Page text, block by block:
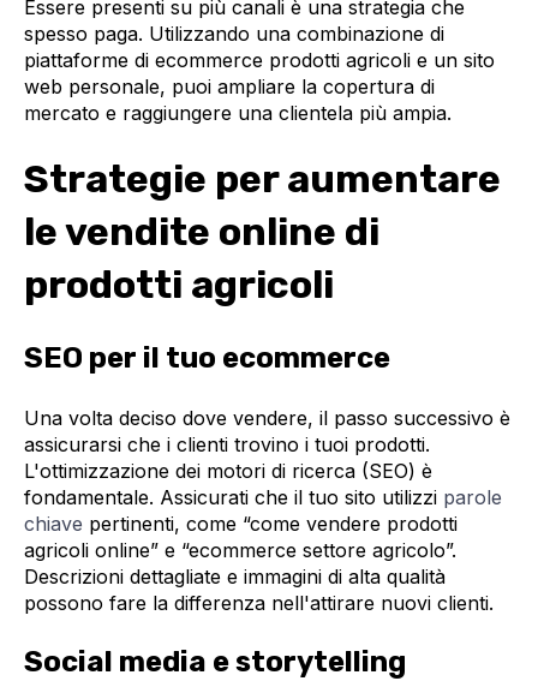
Essere presenti su più canali è una strategia che
spesso paga. Utilizzando una combinazione di
piattaforme di ecommerce prodotti agricoli e un sito
web personale, puoi ampliare la copertura di
mercato e raggiungere una clientela più ampia.
Strategie per aumentare
le vendite online di
prodotti agricoli
SEO per il tuo ecommerce
Una volta deciso dove vendere, il passo successivo è
assicurarsi che i clienti trovino i tuoi prodotti.
L'ottimizzazione dei motori di ricerca (SEO) è
fondamentale. Assicurati che il tuo sito utilizzi parole
chiave pertinenti, come “come vendere prodotti
agricoli online” e “ecommerce settore agricolo”.
Descrizioni dettagliate e immagini di alta qualità
possono fare la differenza nell'attirare nuovi clienti.
Social media e storytelling